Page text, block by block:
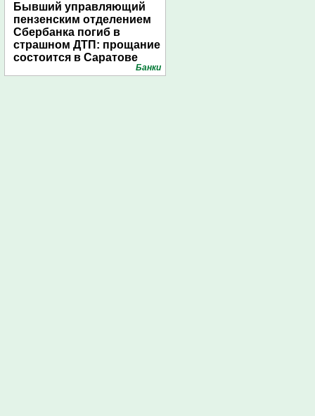
Бывший управляющий
пензенским отделением
Сбербанка погиб в
страшном ДТП: прощание
состоится в Саратове
Банки